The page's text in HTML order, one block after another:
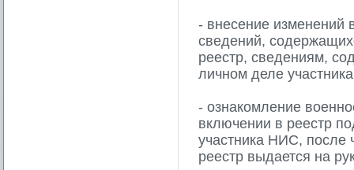
- внесение изменений
сведений,
реестр, сведениям,
личном деле
- ознакомление
включении в реестр
участника НИС, после
реестр выдается на